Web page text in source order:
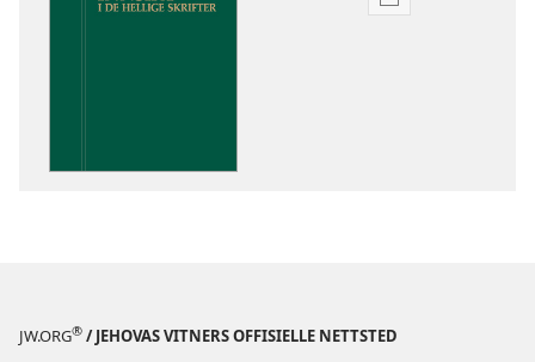
JW.ORG® / JEHOVAS VITNERS OFFISIELLE NETTSTED